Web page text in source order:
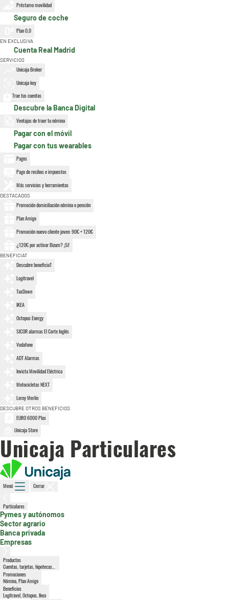
Préstamo movilidad
Seguro de coche
Plan 0,0
EN EXCLUSIVA
Cuenta Real Madrid
SERVICIOS
Unicaja Broker
Unicaja key
Trae tus cuentas
Descubre la Banca Digital
Ventajas de traer tu nómina
Pagar con el móvil
Pagar con tus wearables
Pagos
Pago de recibos e impuestos
Más servicios y herramientas
DESTACADOS
Promoción domiciliación nómina o pensión
Plan Amigo
Promoción nuevo cliente joven: 90€ + 120€
¿120€ por activar Bizum? ¡Sí!
BENEFICIAT
Descubre beneficiaT
Logitravel
TaxDown
IKEA
Octopus Energy
SICOR alarmas El Corte Inglés
Vodafone
ADT Alarmas
Invicta Movilidad Eléctrica
Motocicletas NEXT
Leroy Merlin
DESCUBRE OTROS BENEFICIOS
EURO 6000 Plus
Unicaja Store
Unicaja Particulares
Menú Cerrar
Particulares
, sección activa
Pymes y autónomos
Sector agrario
Banca privada
Empresas
Productos
Cuentas, tarjetas, hipotecas...
Promociones
Nómina, Plan Amigo
Beneficios
Logitravel, Octopus, Ikea